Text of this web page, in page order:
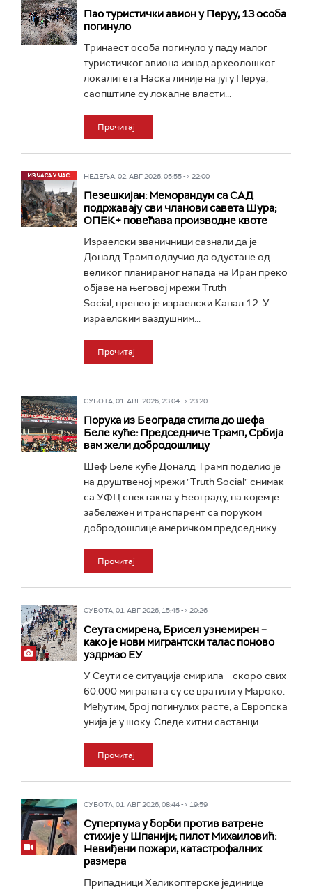
Пао туристички авион у Перуу, 13 особа
погинуло
Тринаест особа погинуло у паду малог
туристичког авиона изнад археолошког
локалитета Наска линије на југу Перуа,
саопштиле су локалне власти...
Прочитај
НЕДЕЉА, 02. АВГ 2026, 05:55 -> 22:00
Пезешкијан: Меморандум са САД
подржавају сви чланови савета Шура;
ОПЕК+ повећава производне квоте
Израелски званичници сазнали да је
Доналд Трамп одлучио да одустане од
великог планираног напада на Иран преко
објаве на његовој мрежи Truth
Social, пренео је израелски Канал 12. У
израелским ваздушним...
Прочитај
СУБОТА, 01. АВГ 2026, 23:04 -> 23:20
Порука из Београда стигла до шефа
Беле куће: Председниче Трамп, Србија
вам жели добродошлицу
Шеф Беле куће Доналд Трамп поделио је
на друштвеној мрежи "Truth Social" снимак
са УФЦ спектакла у Београду, на којем је
забележен и транспарент са поруком
добродошлице америчком председнику...
Прочитај
СУБОТА, 01. АВГ 2026, 15:45 -> 20:26
Сеута смирена, Брисел узнемирен –
како је нови мигрантски талас поново
уздрмао ЕУ
У Сеути се ситуација смирила – скоро свих
60.000 миграната су се вратили у Мароко.
Међутим, број погинулих расте, а Европска
унија је у шоку. Следе хитни састанци...
Прочитај
СУБОТА, 01. АВГ 2026, 08:44 -> 19:59
Суперпума у борби против ватрене
стихије у Шпанији; пилот Михаиловић:
Невиђени пожари, катастрофалних
размера
Припадници Хеликоптерске јединице